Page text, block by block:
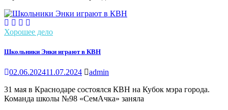
Хорошее дело
Школьники Энки играют в КВН
02.06.202411.07.2024
admin
31 мая в Краснодаре состоялся КВН на Кубок мэра города.
Команда школы №98 «СемАчка» заняла